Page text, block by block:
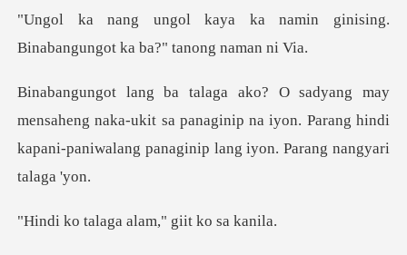
namin ginising.
Binabangungot
naka-ukit sa panaginip na iyon. Parang hindi
kapani-pani
ga alam," giit